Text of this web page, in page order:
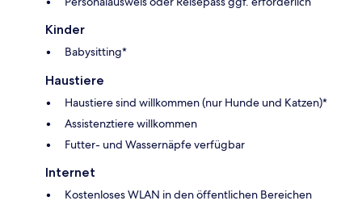
Kinder
Babysitting*
Haustiere
Haustiere sind willkommen (nur Hunde und Katzen)*
Assistenztiere willkommen
Futter- und Wassernäpfe verfügbar
Internet
Kostenloses WLAN in den öffentlichen Bereichen